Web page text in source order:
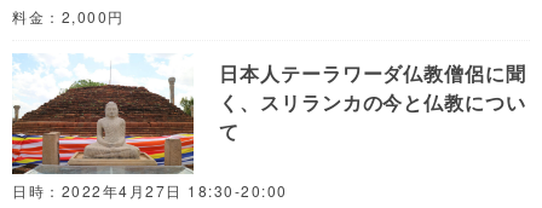
料金：2,000円
日本人テーラワーダ仏教僧侶に聞
く、スリランカの今と仏教につい
て
日時：2022年4月27日 18:30-20:00